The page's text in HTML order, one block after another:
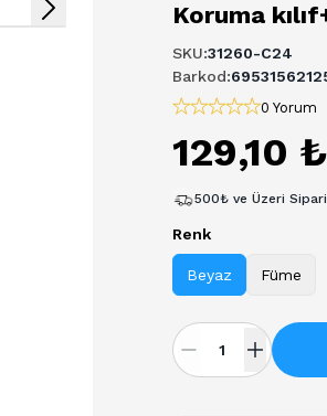
Koruma
SKU:31260-C24
Barkod:
0 Yorum
129,10 ₺
500₺ ve Üzeri
Renk
Beyaz Füme